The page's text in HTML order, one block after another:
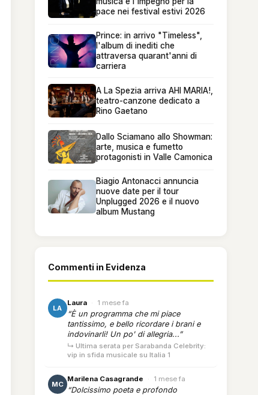
pace nei festival estivi 2026
Prince: in arrivo "Timeless",
l'album di inediti che
attraversa quarant'anni di
carriera
A La Spezia arriva AHI MARIA!,
teatro-canzone dedicato a
Rino Gaetano
Dallo Sciamano allo Showman:
arte, musica e fumetto
protagonisti in Valle Camonica
Biagio Antonacci annuncia
nuove date per il tour
Unplugged 2026 e il nuovo
album Mustang
Commenti in Evidenza
LA
Laura · 1 mese fa
“È un programma che mi piace
tantissimo, e bello ricordare i brani e
indovinarli! Un po' di allegria...”
↳ Ultima serata per Sarabanda Celebrity:
vip in sfida musicale su Italia 1
MC
Marilena Casagrande · 1 mese fa
“Dolcissimo poeta e profondo